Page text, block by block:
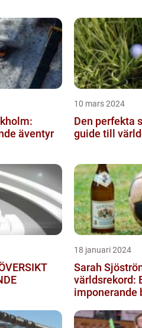
äventyr
10 mars 2024
Den perfekta
guide till
18 januari 2024
Sarah
världsrekord:
imponerande